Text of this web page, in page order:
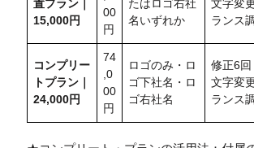
置プラン｜
15,000円
00
円
たはロゴ右社
名いずれか
文字変
ランス
コンプリー
トプラン｜
24,000円
74
,0
00
円
ロゴのみ・ロ
ゴ下社名・ロ
ゴ右社名
修正6回
文字変
ランス